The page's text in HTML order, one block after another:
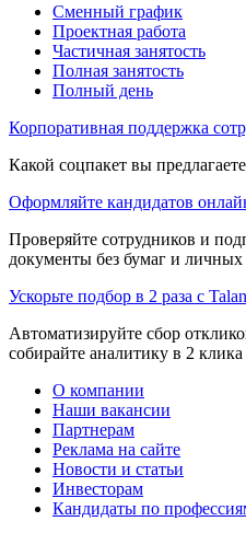
Сменный график
Проектная работа
Частичная занятость
Полная занятость
Полный день
Корпоративная поддержка
Какой соцпакет вы
Оформляйте кандидатов
Проверяйте сотрудников и
документы без бумаг и личных
Ускорьте подбор в 2 раза с
Автоматизируйте сбор
собирайте аналитику в 2 клика
О компании
Наши вакансии
Партнерам
Реклама на сайте
Новости и статьи
Инвесторам
Кандидаты по